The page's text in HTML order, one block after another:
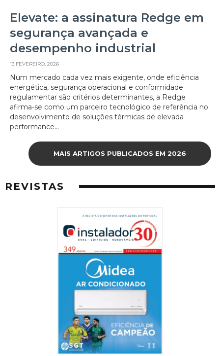
Elevate: a assinatura Redge em
segurança avançada e
desempenho industrial
13 FEVEREIRO, 2026
Num mercado cada vez mais exigente, onde eficiência
energética, segurança operacional e conformidade
regulamentar são critérios determinantes, a Redge
afirma-se como um parceiro tecnológico de referência no
desenvolvimento de soluções térmicas de elevada
performance...
MAIS ARTIGOS PUBLICADOS EM 2026
REVISTAS